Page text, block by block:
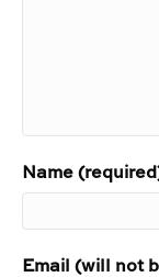
Name
Email (will not